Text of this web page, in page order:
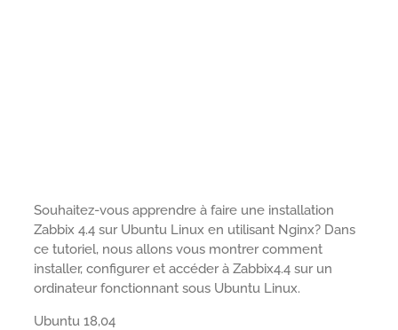
Souhaitez-vous apprendre à faire une installation
Zabbix 4.4 sur Ubuntu Linux en utilisant Nginx? Dans
ce tutoriel, nous allons vous montrer comment
installer, configurer et accéder à Zabbix4.4 sur un
ordinateur fonctionnant sous Ubuntu Linux.
Ubuntu 18,04